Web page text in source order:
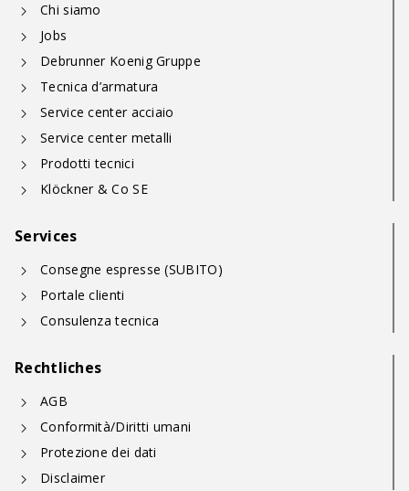
Chi siamo
Jobs
Debrunner Koenig Gruppe
Tecnica d’armatura
Service center acciaio
Service center metalli
Prodotti tecnici
Klöckner & Co SE
Services
Consegne espresse (SUBITO)
Portale clienti
Consulenza tecnica
Rechtliches
AGB
Conformità/Diritti umani
Protezione dei dati
Disclaimer